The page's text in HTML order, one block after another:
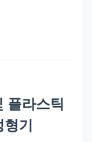
플라스틱
기